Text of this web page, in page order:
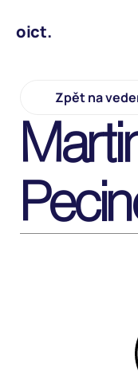
Zpět na
oict.